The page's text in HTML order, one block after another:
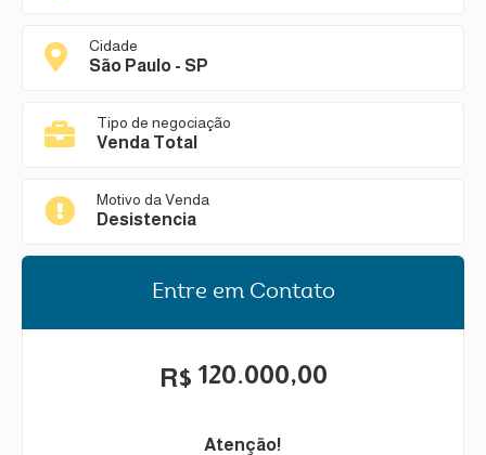
Cidade
São Paulo - SP
Tipo de negociação
Venda Total
Motivo da Venda
Desistencia
Entre em Contato
R$ 120.000,00
Atenção!